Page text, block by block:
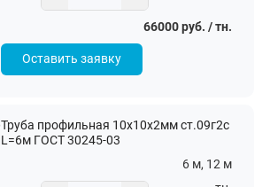
66000 руб. / тн.
Оставить заявку
Труба профильная 10х10х2мм ст.09г2с
L=6м ГОСТ 30245-03
6 м, 12 м